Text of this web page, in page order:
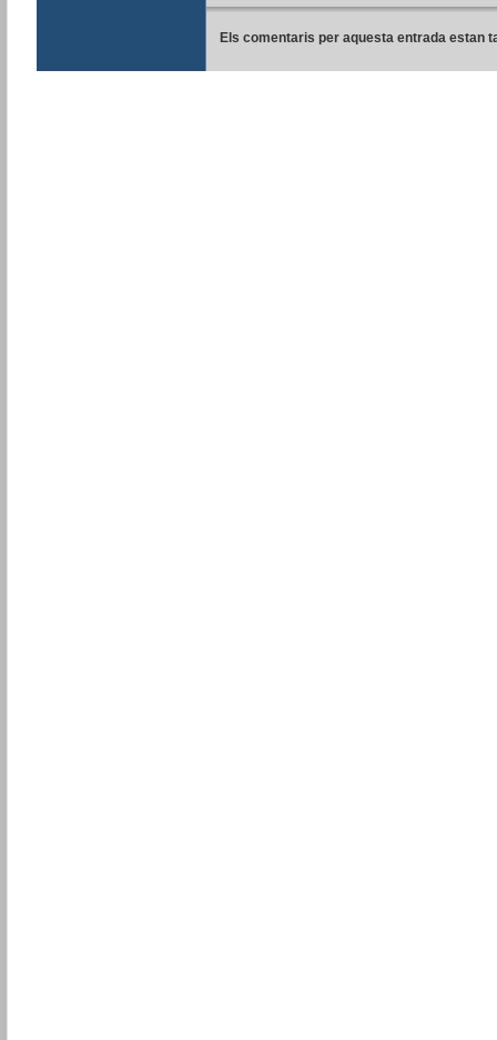
Els comentaris per aquesta entrada estan